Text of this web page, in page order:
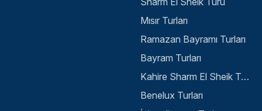
Mısır Turları
Ramazan Bayramı Turları
Bayram Turları
Kahire Sharm El Sheik Turu
Benelux Turları